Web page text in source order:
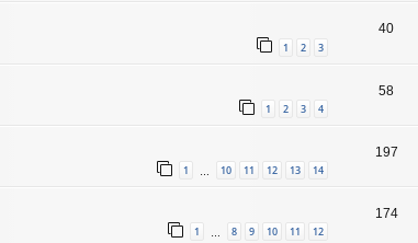
1 2 3
40
1 2 3 4
58
1 10 11 12 13 14
197
1 8 9 10 11 12
174